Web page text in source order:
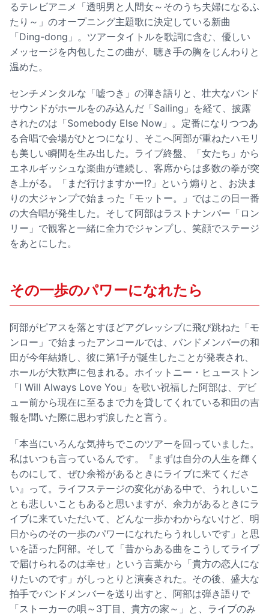
るテレビアニメ「透明男と人間女～そのうち夫婦になるふ
たり～」のオープニング主題歌に決定している新曲
「Ding-dong」。ツアータイトルを歌詞に含む、優しい
メッセージを内包したこの曲が、聴き手の胸をじんわりと
温めた。
センチメンタルな「嘘つき」の弾き語りと、壮大なバンド
サウンドがホールをのみ込んだ「Sailing」を経て、披露
されたのは「Somebody Else Now」。定番になりつつあ
る合唱で会場がひとつになり、そこへ阿部が重ねたハモリ
も美しい瞬間を生み出した。ライブ終盤、「女たち」から
エネルギッシュな楽曲が連続し、客席からは多数の拳が突
き上がる。「まだ行けますかー!?」という煽りと、お決ま
りの大ジャンプで始まった「モットー。」ではこの日一番
の大合唱が発生した。そして阿部はラストナンバー「ロン
リー」で観客と一緒に全力でジャンプし、笑顔でステージ
をあとにした。
その一歩のパワーになれたら
阿部がピアスを落とすほどアグレッシブに飛び跳ねた「モ
ンロー」で始まったアンコールでは、バンドメンバーの和
田が今年結婚し、彼に第1子が誕生したことが発表され、
ホールが大歓声に包まれる。ホイットニー・ヒューストン
「I Will Always Love You」を歌い祝福した阿部は、デビ
ュー前から現在に至るまで力を貸してくれている和田の吉
報を聞いた際に思わず涙したと言う。
「本当にいろんな気持ちでこのツアーを回っていました。
私はいつも言っているんです。『まずは自分の人生を輝く
ものにして、ぜひ余裕があるときにライブに来てくださ
い』って。ライフステージの変化がある中で、うれしいこ
とも悲しいこともあると思いますが、余力があるときにラ
イブに来ていただいて、どんな一歩かわからないけど、明
日からのその一歩のパワーになれたらうれしいです」と思
いを語った阿部。そして「昔からある曲をこうしてライブ
で届けられるのは幸せ」という言葉から「貴方の恋人にな
りたいのです」がしっとりと演奏された。その後、盛大な
拍手でバンドメンバーを送り出すと、阿部は弾き語りで
「ストーカーの唄～3丁目、貴方の家～」と、ライブのみ